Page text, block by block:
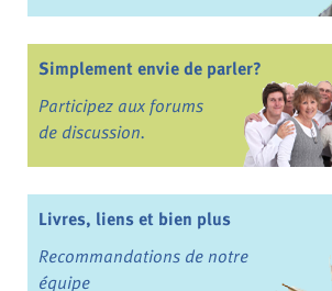
Simplement envie de parler?
Participez aux forums
de discussion.
Livres, liens et bien plus
Recommandations de notre
équipe